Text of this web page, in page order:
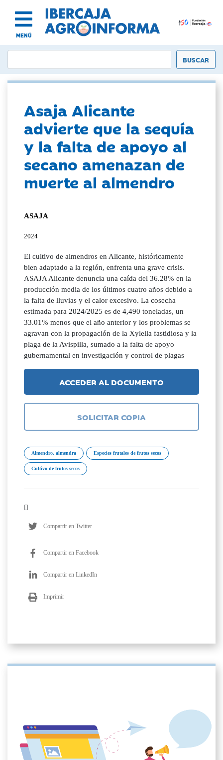
MENÚ
Asaja Alicante
advierte que la sequía
y la falta de apoyo al
secano amenazan de
muerte al almendro
ASAJA
2024
El cultivo de almendros en Alicante, históricamente
bien adaptado a la región, enfrenta una grave crisis.
ASAJA Alicante denuncia una caída del 36.28% en la
producción media de los últimos cuatro años debido a
la falta de lluvias y el calor excesivo. La cosecha
estimada para 2024/2025 es de 4,490 toneladas, un
33.01% menos que el año anterior y los problemas se
agravan con la propagación de la Xylella fastidiosa y la
plaga de la Avispilla, sumado a la falta de apoyo
gubernamental en investigación y control de plagas
ACCEDER AL DOCUMENTO
SOLICITAR COPIA
Almendro, almendra Especies frutales de frutos secos
Cultivo de frutos secos
Compartir en Twitter
Compartir en Facebook
Compartir en LinkedIn
Imprimir